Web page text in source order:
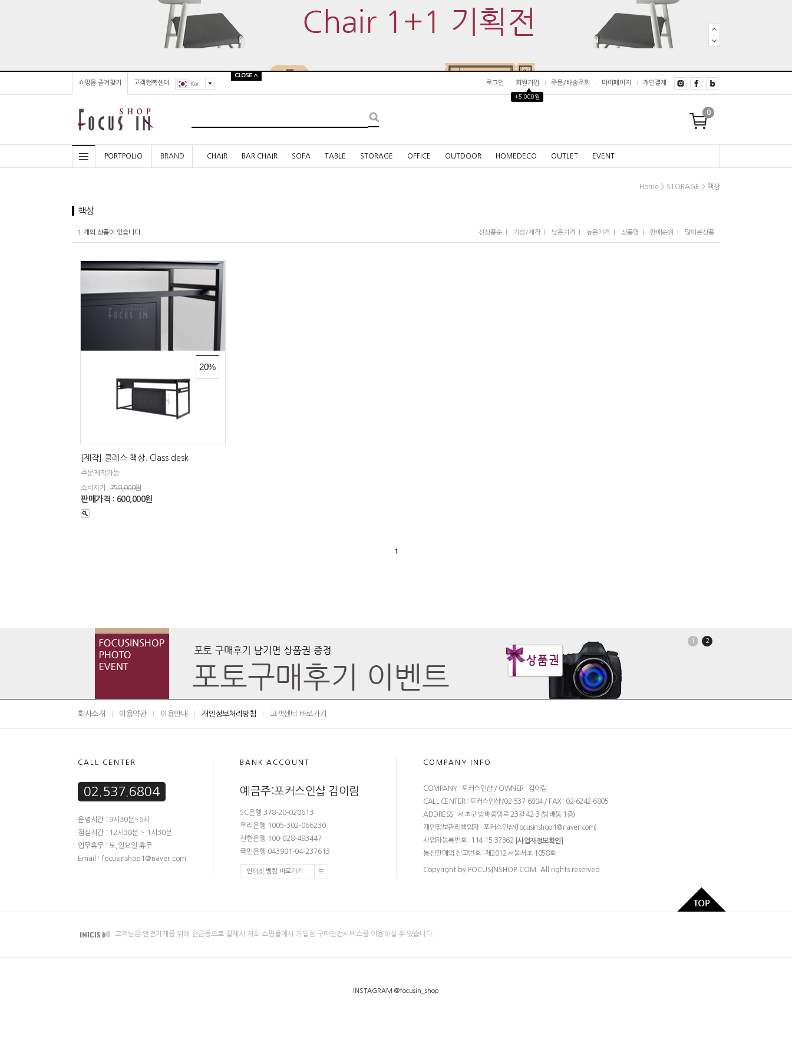
쇼핑몰 즐겨찾기 고객행복센터 Kor 로그인 회원가입
▲
+5,000원
주문/배송조회 마이페이지 개인결제
0
PORTPOLIO BRAND CHAIR BAR CHAIR SOFA TABLE STORAGE OFFICE OUTDOOR HOMEDECO OUTLET EVENT
Home > STORAGE > 책상
책상
1 개의 상품이 있습니다. 신상품순 기성/제작I 낮은가격 높은가격 상품명 판매순위 많이본상품
20%
[제작] 클레스 책상. Class desk
주문제작가능
소비자가 :750,000원
판매가격 : 600,000원
1
1 2
회사소개 이용약관 이용안내 개인정보처리방침 고객센터 바로가기
CALL CENTER
02.537.6804
운영시간 : 9시30분~6시
점심시간 : 12시30분 ~ 1시30분
업무휴무 : 토,일요일 휴무
Email : focusinshop1@naver.com
BANK ACCOUNT
예금주:포커스인샵 김이림
SC은행 378-20-020613
우리은행 1005-302-066230
신한은행 100-028-493447
국민은행 043901-04-237613
인터넷 뱅킹 바로가기
COMPANY INFO
COMPANY : 포커스인샵 / OWNER : 김이림
CALL CENTER : 포커스인샵/02-537-6804 / FAX : 02-6242-6805
ADDRESS : 서초구 방배중앙로 23길 42-3 (방배동 1층)
개인정보관리책임자 : 포커스인샵(focusinshop1@naver.com)
사업자등록번호 : 114-15-37362 [사업자정보확인]
통신판매업 신고번호 : 제2012 서울서초 1058호
Copyright by FOCUSINSHOP.COM. All rights reserved
고객님은 안전거래를 위해 현금등으로 결제시 저희 쇼핑몰에서 가입한 구매안전서비스를 이용하실 수 있습니다.
INSTAGRAM @focusin_shop